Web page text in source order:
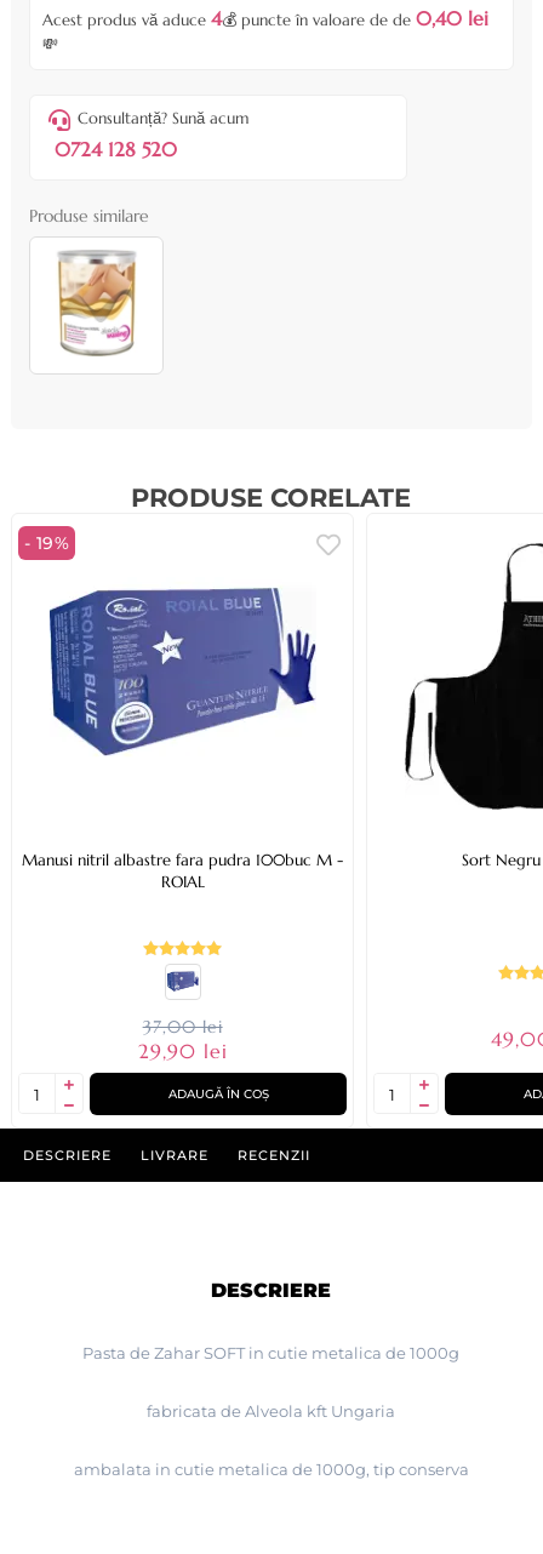
Acest produs vă aduce 4💰 puncte în valoare de de 0,40 lei
💸
Consultanță? Sună acum
0724 128 520
Produse similare
PRODUSE CORELATE
- 19%
Manusi nitril albastre fara pudra 100buc M -
ROIAL
37,00 lei
29,90 lei
ADAUGĂ ÎN COȘ
Sort
DESCRIERE LIVRARE RECENZII
DESCRIERE
Pasta de Zahar SOFT in cutie metalica de 1000g
fabricata de Alveola kft Ungaria
ambalata in cutie metalica de 1000g, tip conserva